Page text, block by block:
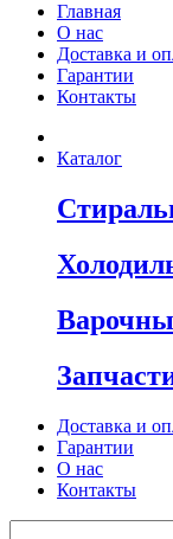
Главная
О нас
Доставка и
Гарантии
Контакты
Каталог
Доставка и
Гарантии
О нас
Контакты